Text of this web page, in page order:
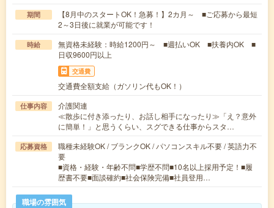
期間
【8月中のスタートOK！急募！】2カ月～ ■ご応募から最短
2～3日後に就業が可能です！
時給
無資格未経験：時給1200円～ ■週払いOK ■扶養内OK ■
日収9600円以上
交通費
交通費全額支給（ガソリン代もOK！）
仕事内容
介護関連
≪散歩に付き添ったり、お話し相手になったり≫「え？意外
に簡単！」と思うくらい、スグできる仕事からスタ…
応募資格
職種未経験OK / ブランクOK / パソコンスキル不要 / 英語力不
要
■資格・経験・年齢不問■学歴不問■10名以上採用予定！■履
歴書不要■面談確約■社会保険完備■社員登用…
職場の雰囲気